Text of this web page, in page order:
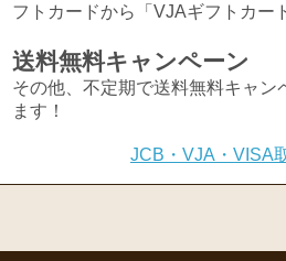
フトカードから「VJAギフトカー
送料無料キャンペーン
その他、不定期で送料無料キャ
ます！
JCB・VJA・VISA